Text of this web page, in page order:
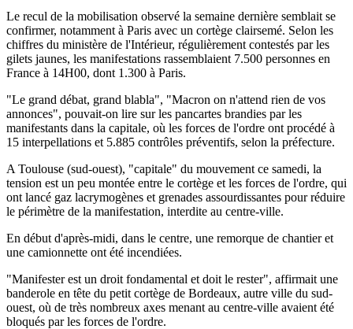
Le recul de la mobilisation observé la semaine dernière semblait se
confirmer, notamment à Paris avec un cortège clairsemé. Selon les
chiffres du ministère de l'Intérieur, régulièrement contestés par les
gilets jaunes, les manifestations rassemblaient 7.500 personnes en
France à 14H00, dont 1.300 à Paris.
"Le grand débat, grand blabla", "Macron on n'attend rien de vos
annonces", pouvait-on lire sur les pancartes brandies par les
manifestants dans la capitale, où les forces de l'ordre ont procédé à
15 interpellations et 5.885 contrôles préventifs, selon la préfecture.
A Toulouse (sud-ouest), "capitale" du mouvement ce samedi, la
tension est un peu montée entre le cortège et les forces de l'ordre, qui
ont lancé gaz lacrymogènes et grenades assourdissantes pour réduire
le périmètre de la manifestation, interdite au centre-ville.
En début d'après-midi, dans le centre, une remorque de chantier et
une camionnette ont été incendiées.
"Manifester est un droit fondamental et doit le rester", affirmait une
banderole en tête du petit cortège de Bordeaux, autre ville du sud-
ouest, où de très nombreux axes menant au centre-ville avaient été
bloqués par les forces de l'ordre.